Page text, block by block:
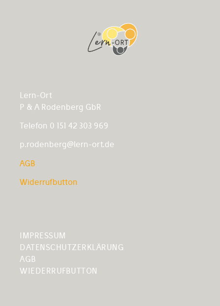
Lern-Ort
P & A Rodenberg GbR
Telefon 0 151 42 303 969
p.rodenberg@lern-ort.de
AGB
Widerrufbutton
IMPRESSUM
DATENSCHUTZERKLÄRUNG
AGB
WIEDERRUFBUTTON